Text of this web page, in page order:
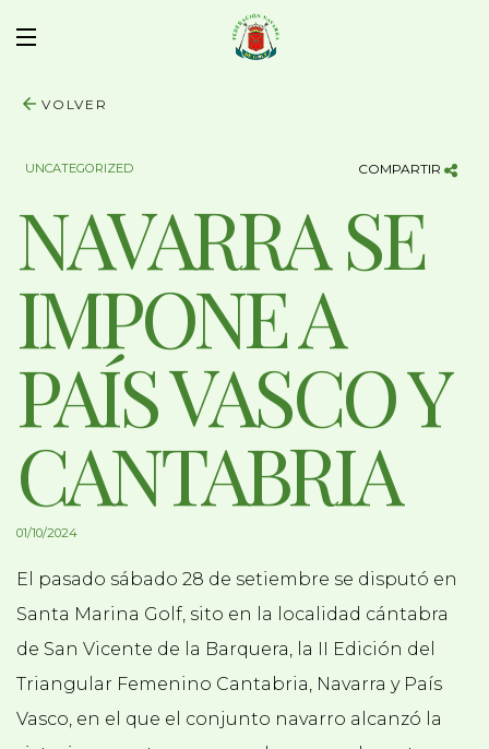
VOLVER
UNCATEGORIZED COMPARTIR
NAVARRA SE
IMPONE A
PAÍS VASCO Y
CANTABRIA
01/10/2024
El pasado sábado 28 de setiembre se disputó en
Santa Marina Golf, sito en la localidad cántabra
de San Vicente de la Barquera, la II Edición del
Triangular Femenino Cantabria, Navarra y País
Vasco, en el que el conjunto navarro alcanzó la